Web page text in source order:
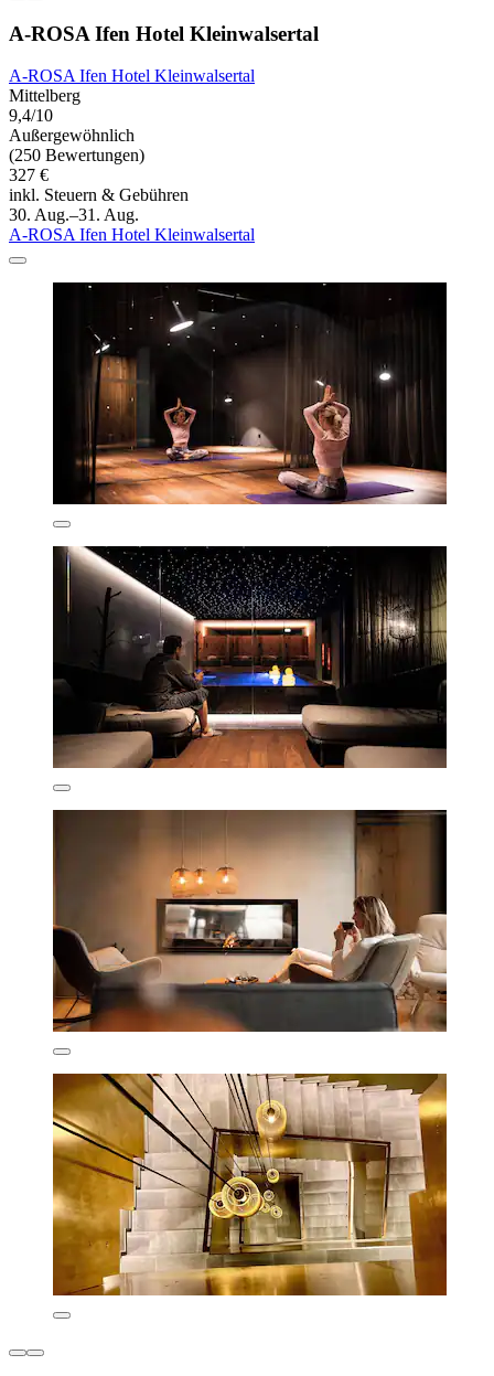
A-ROSA Ifen Hotel Kleinwalsertal
A-ROSA Ifen Hotel Kleinwalsertal
Mittelberg
9,4/10
Außergewöhnlich
(250 Bewertungen)
327 €
inkl. Steuern & Gebühren
30. Aug.–31. Aug.
A-ROSA Ifen Hotel Kleinwalsertal